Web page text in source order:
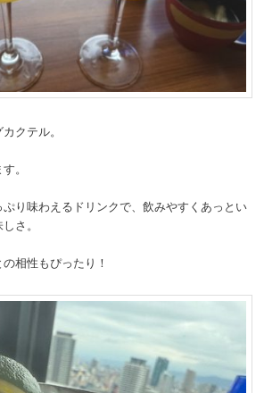
クテル。
。
り味わえるドリンクで、飲みやすくあっとい
さ。
相性もぴったり！